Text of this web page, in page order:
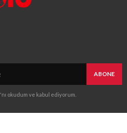
ABONE
'nı okudum ve kabul ediyorum.